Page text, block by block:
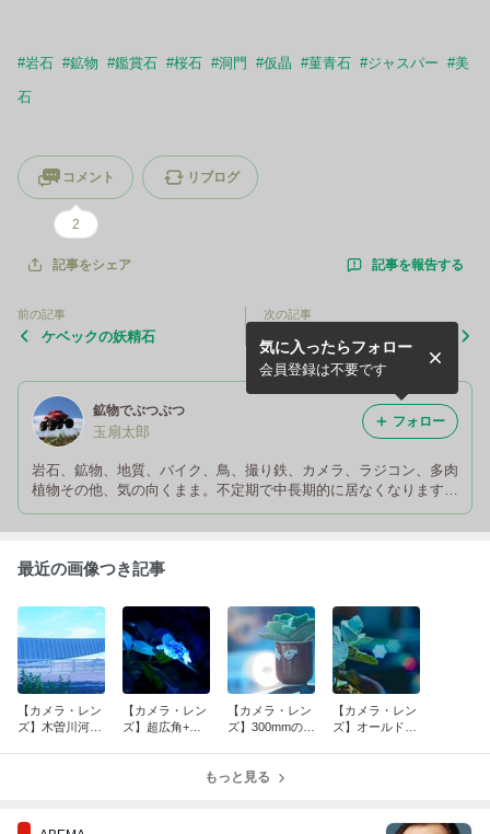
#岩石 #鉱物 #鑑賞石 #桜石 #洞門 #仮晶 #菫青石 #ジャスパー #美
石
コメント
2
リブログ
記事をシェア 記事を報告する
前の記事
ケベックの妖精石
次の記事
鉱物でぶつぶつ
玉扇太郎
岩石、鉱物、地質、バイク、鳥、撮り鉄、カメラ、ラジコン、多肉
植物その他、気の向くまま。不定期で中長期的に居なくなります
が、そのうち復帰するので大丈夫です。いいね！は返せないので閉
じてます。営利宣伝目的と思われるフォロー申請は超絶スルーしま
気に入ったらフォロー
会員登録は不要です
フォロー
最近の画像つき記事
【カメラ・レン
ズ】木曽川河川
【カメラ・レン
ズ】超広角+超
【カメラ・レン
ズ】300mmのミ
【カメラ・レン
ズ】オールドレ
もっと見る